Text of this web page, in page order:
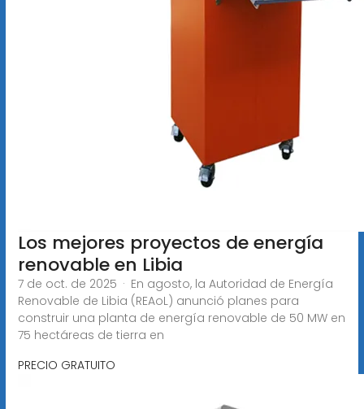
Los mejores proyectos de energía
renovable en Libia
7 de oct. de 2025 · En agosto, la Autoridad de Energía
Renovable de Libia (REAoL) anunció planes para
construir una planta de energía renovable de 50 MW en
75 hectáreas de tierra en
PRECIO GRATUITO